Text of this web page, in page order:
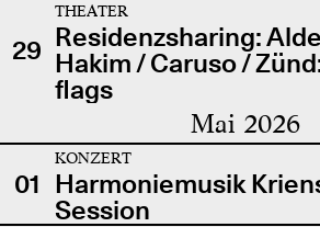
29
THEATER
Residenzsharing:
Hakim / Caruso /
flags
Mai 2026
01
KONZERT
Harmoniemusik
Session